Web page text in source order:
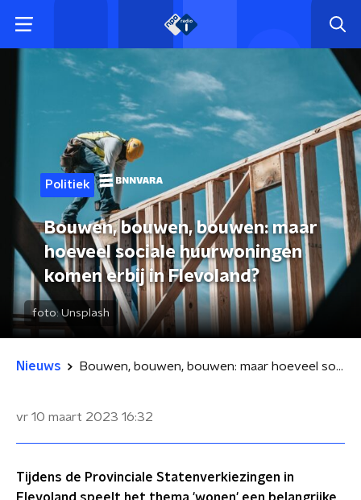
Politiek
Bouwen, bouwen, bouwen: maar
hoeveel sociale huurwoningen
komen erbij in Flevoland?
foto:Unsplash
Nieuws Bouwen, bouwen, bouwen: maar hoeveel sociale huurwoningen komen erbij in Flevoland?
vr 10 maart 2023 16:32
Tijdens de Provinciale Statenverkiezingen in